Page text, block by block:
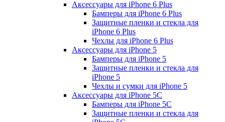
Аксессуары для iPhone 6 Plus
Бамперы для iPhone 6 Plus
Защитные пленки и стекла для
iPhone 6 Plus
Чехлы для iPhone 6 Plus
Аксессуары для iPhone 5
Бамперы для iPhone 5
Защитные пленки и стекла для
iPhone 5
Чехлы и сумки для iPhone 5
Аксессуары для iPhone 5C
Бамперы для iPhone 5C
Защитные пленки и стекла для